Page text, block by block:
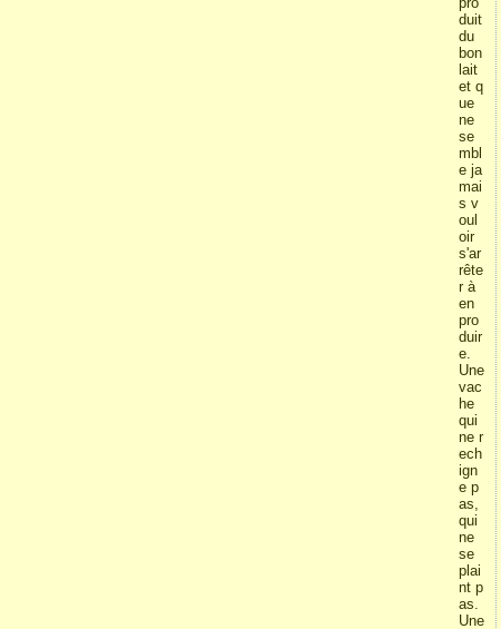
duit
du
bon
lait
et q
ue
ne
se
mbl
e ja
mai
s v
oul
oir
s'ar
rête
r à
en
pro
duir
e.
Une
vac
he
qui
ne r
ech
ign
e p
as,
qui
ne
se
plai
nt p
as.
Une